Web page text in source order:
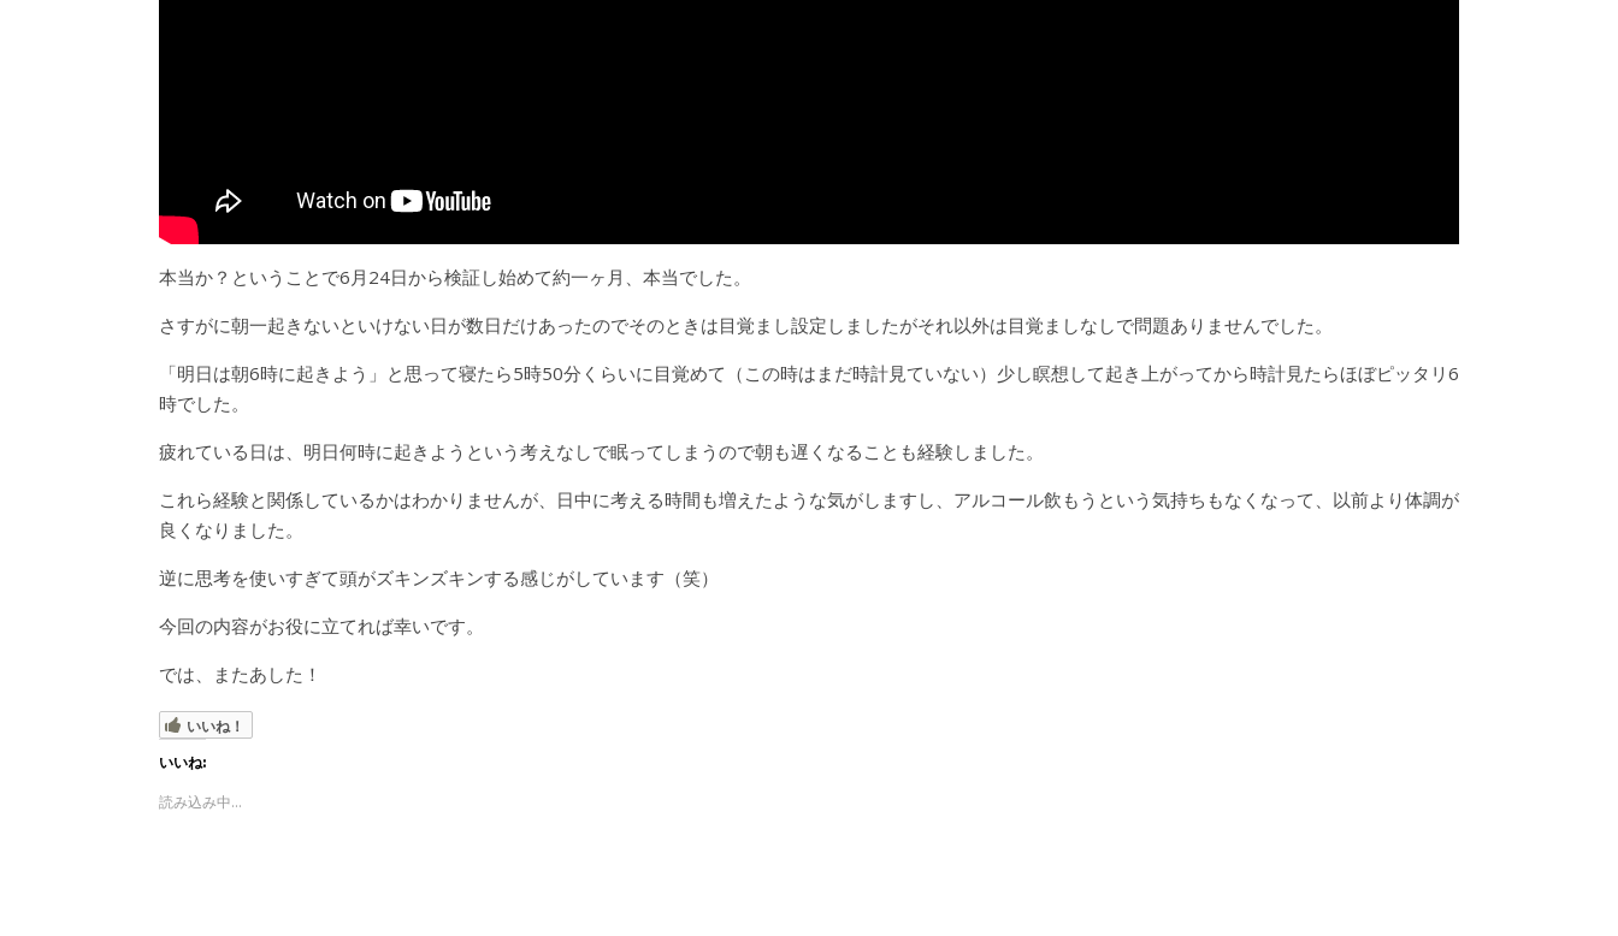
本当か？ということで6月24日から検証し始めて約一ヶ月、本当でした。
さすがに朝一起きないといけない日が数日だけあったのでそのときは目覚まし設定しましたがそれ以外は目覚ましなしで問題ありませんでした。
「明日は朝6時に起きよう」と思って寝たら5時50分くらいに目覚めて（この時はまだ時計見ていない）少し瞑想して起き上がってから時計見たらほぼピッタリ6
時でした。
疲れている日は、明日何時に起きようという考えなしで眠ってしまうので朝も遅くなることも経験しました。
これら経験と関係しているかはわかりませんが、日中に考える時間も増えたような気がしますし、アルコール飲もうという気持ちもなくなって、以前より体調が
良くなりました。
逆に思考を使いすぎて頭がズキンズキンする感じがしています（笑）
今回の内容がお役に立てれば幸いです。
では、またあした！
いいね！
いいね:
読み込み中...